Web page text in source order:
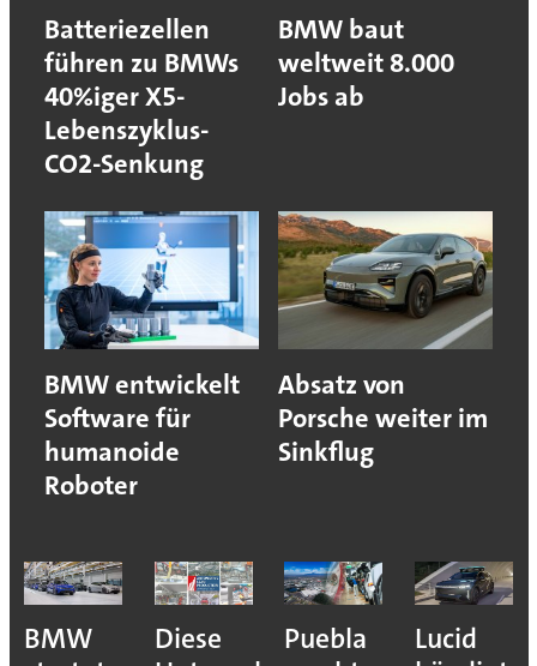
Batteriezellen
führen zu BMWs
40%iger X5-
Lebenszyklus-
CO2-Senkung
BMW baut
weltweit 8.000
Jobs ab
BMW entwickelt
Software für
humanoide
Roboter
Absatz von
Porsche weiter im
Sinkflug
BMW
Diese
Puebla
Lucid